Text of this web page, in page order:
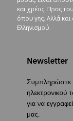
και χρέος. Προς
όπου γης. Αλλά και
Ελληνισμού.
Newsletter
Συμπληρώστε
ηλεκτρονικού
για να
μας.